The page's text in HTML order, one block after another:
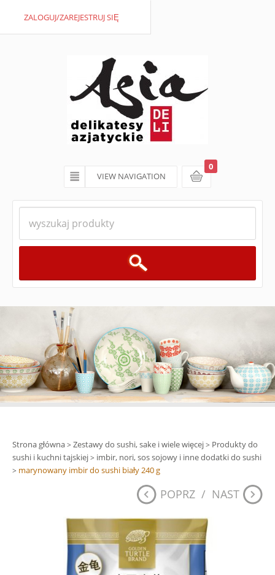
VIEW NAVIGATION
ZALOGUJ/ZAREJESTRUJ SIĘ
koszyk
0
Strona główna> Zestawy do sushi, sake i wiele więcej> Produkty do
sushi i kuchni tajskiej> imbir, nori, sos sojowy i inne dodatki do sushi
> marynowany imbir do sushi biały 240 g
POPRZ / NAST